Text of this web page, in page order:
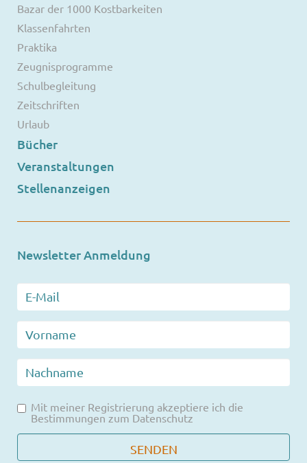
Bazar der 1000 Kostbarkeiten
Klassenfahrten
Praktika
Zeugnisprogramme
Schulbegleitung
Zeitschriften
Urlaub
Bücher
Veranstaltungen
Stellenanzeigen
Newsletter Anmeldung
Mit meiner Registrierung akzeptiere ich die
Bestimmungen zum Datenschutz